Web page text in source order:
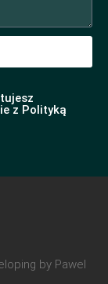
z Polityką
by Pawel